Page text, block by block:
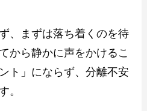
、まずは落ち着くのを待
から静かに声をかけるこ
ト」にならず、分離不安
。